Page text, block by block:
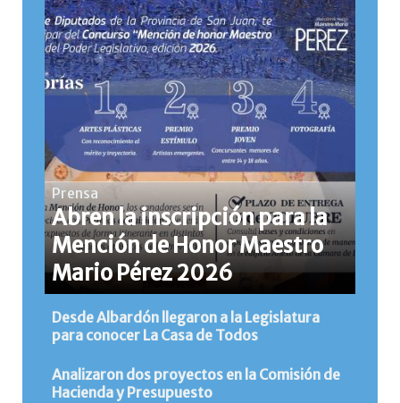
Prensa
Abren la inscripción para la
Mención de Honor Maestro
Mario Pérez 2026
Desde Albardón llegaron a la Legislatura
para conocer La Casa de Todos
Analizaron dos proyectos en la Comisión de
Hacienda y Presupuesto